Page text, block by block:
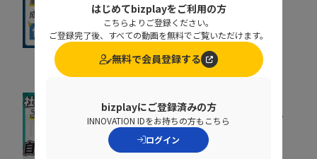
13:17
かないのか？失敗しがち
なチームと方法論
株式会社Sun Asterisk
09:31
属人化した社内研修を見
直す。自ら学び、自走す
る仕組みの作り方
はじめてbizplayをご利用の方
こちらよりご登録ください。
ご登録完了後、すべての動画を無料でご覧いただけます。
無料で会員登録する
bizplayにご登録済みの方
INNOVATION IDをお持ちの方もこちら
ログイン